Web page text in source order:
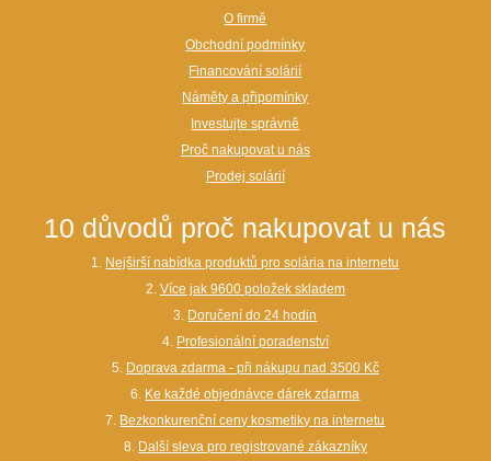
O firmě
Obchodní podmínky
Financování solárií
Náměty a připomínky
Investujte správně
Proč nakupovat u nás
Prodej solárií
10 důvodů proč nakupovat u nás
1. Nejširší nabídka produktů pro solária na internetu
2. Více jak 9600 položek skladem
3. Doručení do 24 hodin
4. Profesionální poradenství
5. Doprava zdarma - při nákupu nad 3500 Kč
6. Ke každé objednávce dárek zdarma
7. Bezkonkurenční ceny kosmetiky na internetu
8. Další sleva pro registrované zákazníky